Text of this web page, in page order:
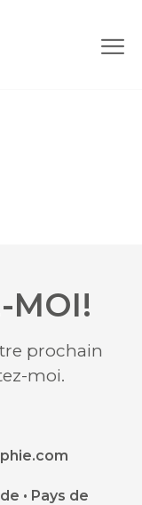
MOI!
prochain
moi.
• Pays de